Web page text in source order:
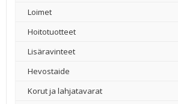
Loimet
Hoitotuotteet
Lisäravinteet
Hevostaide
Korut ja lahjatavarat